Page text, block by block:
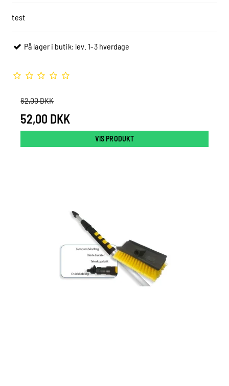
test
På lager i butik: lev. 1-3 hverdage
62,00 DKK
52,00 DKK
VIS PRODUKT